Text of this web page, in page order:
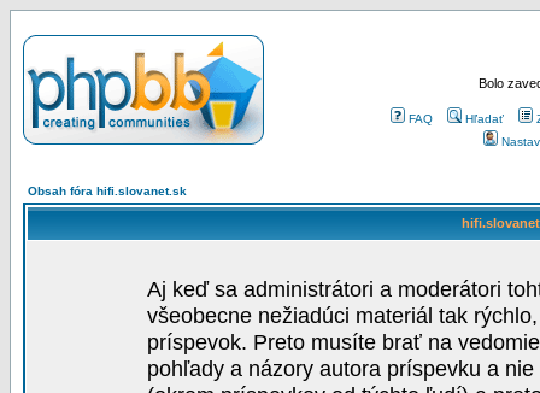
Bolo
FAQ Hľadať
Obsah fóra hifi.slovanet.sk
Aj keď sa administrátori a moderátori
všeobecne nežiadúci materiál tak
príspevok. Preto musíte brať na
pohľady a názory autora príspevku a